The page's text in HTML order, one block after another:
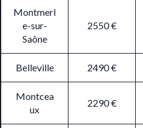
Montmerl
e-sur-
Saône
2550 €
Belleville 2490 €
Montcea
ux
2290 €